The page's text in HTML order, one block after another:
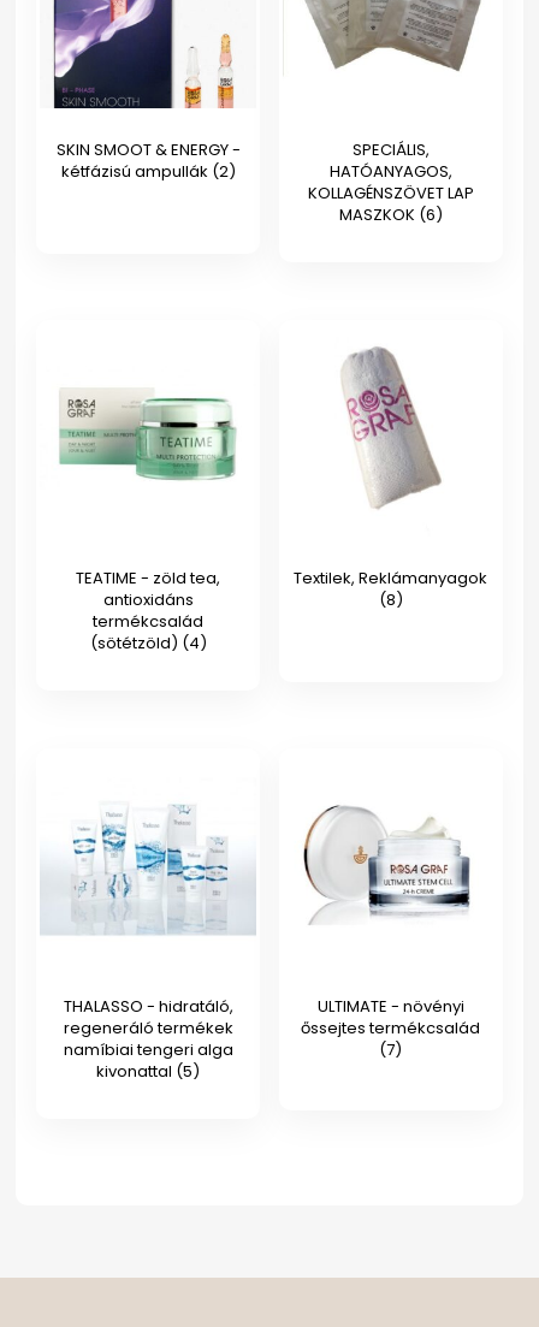
SKIN SMOOT & ENERGY -
kétfázisú ampullák (2)
SPECIÁLIS,
HATÓANYAGOS,
KOLLAGÉNSZÖVET LAP
MASZKOK (6)
TEATIME - zöld tea,
antioxidáns
termékcsalád
(sötétzöld) (4)
Textilek, Reklámanyagok
(8)
THALASSO - hidratáló,
regeneráló termékek
namíbiai tengeri alga
kivonattal (5)
ULTIMATE - növényi
őssejtes termékcsalád
(7)